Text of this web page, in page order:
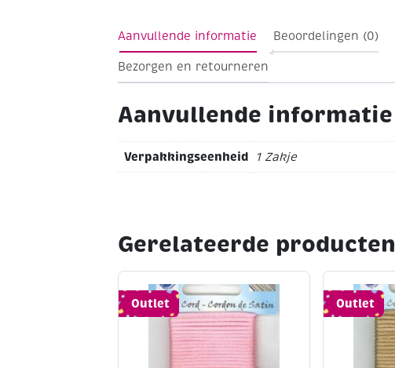
Aanvullende informatie Beoordelingen (0)
Bezorgen en retourneren
Aanvullende informatie
Verpakkingseenheid 1 Zakje
Gerelateerde producten
Outlet Outlet